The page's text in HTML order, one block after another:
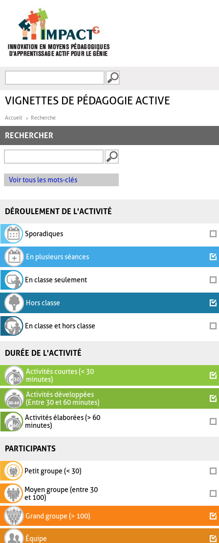
FORMULAIRE DE
VIGNETTES DE PÉDAGOGIE ACTIVE
Accueil Recherche
RECHERCHER
Voir tous les mots-clés
DÉROULEMENT DE L'ACTIVITÉ
Sporadiques
En plusieurs séances
En classe seulement
Hors classe
En classe et hors classe
DURÉE DE L'ACTIVITÉ
Activités courtes (< 30
minutes)
Activités développées
(Entre 30 et 60 minutes)
Activités élaborées (> 60
minutes)
PARTICIPANTS
Petit groupe (< 30)
Moyen groupe (entre 30
et 100)
Grand groupe (> 100)
Équipe